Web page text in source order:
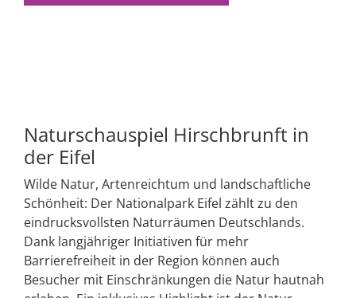
Naturschauspiel Hirschbrunft in
der Eifel
Wilde Natur, Artenreichtum und landschaftliche
Schönheit: Der Nationalpark Eifel zählt zu den
eindrucksvollsten Naturräumen Deutschlands.
Dank langjähriger Initiativen für mehr
Barrierefreiheit in der Region können auch
Besucher mit Einschränkungen die Natur hautnah